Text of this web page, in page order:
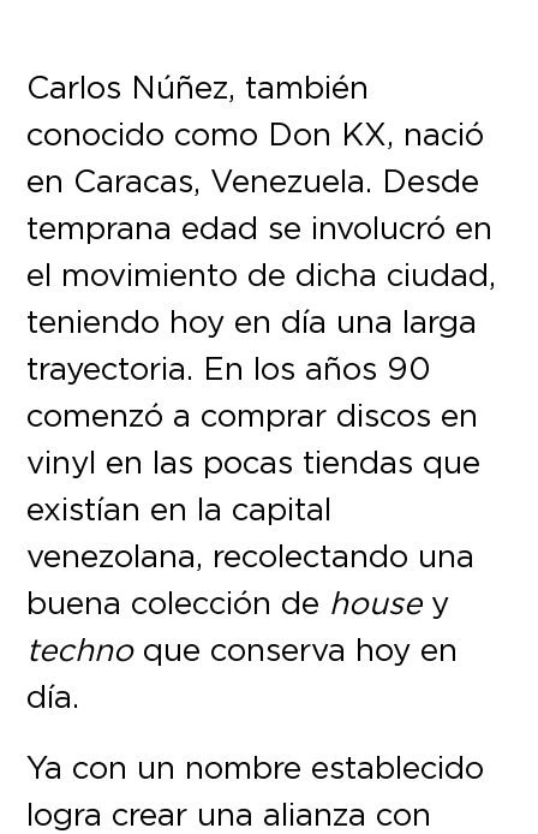
Carlos Núñez, también
conocido como Don KX, nació
en Caracas, Venezuela. Desde
temprana edad se involucró en
el movimiento de dicha ciudad,
teniendo hoy en día una larga
trayectoria. En los años 90
comenzó a comprar discos en
vinyl en las pocas tiendas que
existían en la capital
venezolana, recolectando una
buena colección de housey
technoque conserva hoy en
día.
Ya con un nombre establecido
logra crear una alianza con